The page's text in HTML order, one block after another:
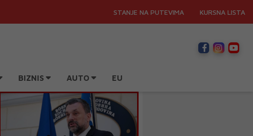
STANJE NA PUTEVIMA KURSNA LISTA
BIZNIS AUTO EU